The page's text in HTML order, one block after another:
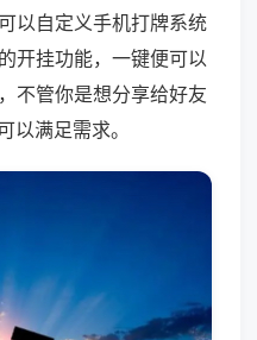
以自定义手机打牌系统
开挂功能，一键便可以
不管你是想分享给好友
以满足需求。